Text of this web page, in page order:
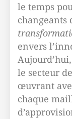
le temps
changeants
envers
le secteur
œuvrant
chaque